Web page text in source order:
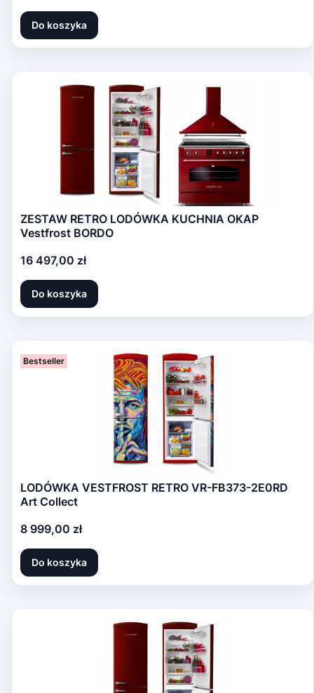
Do koszyka
ZESTAW RETRO LODÓWKA KUCHNIA OKAP
Vestfrost BORDO
Cena
16 497,00 zł
Do koszyka
Bestseller
LODÓWKA VESTFROST RETRO VR-FB373-2E0RD
Art Collect
Cena
8 999,00 zł
Do koszyka